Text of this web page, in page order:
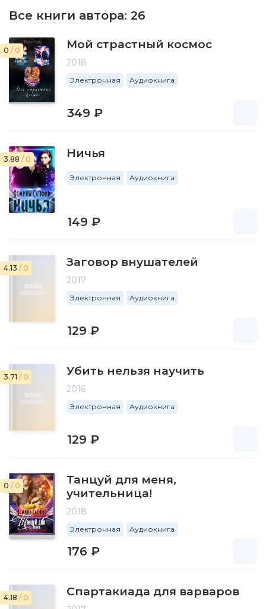
Все книги автора: 26
0 / 0 Мой страстный космос
2018
Электронная Аудиокнига
349 ₽
3.88 / 0 Ничья
Электронная Аудиокнига
149 ₽
4.13 / 0 Заговор внушателей
2017
Электронная Аудиокнига
129 ₽
3.71 / 0 Убить нельзя научить
2016
Электронная Аудиокнига
129 ₽
0 / 0
Танцуй для меня,
учительница!
2018
Электронная Аудиокнига
176 ₽
4.18 / 0 Спартакиада для варваров